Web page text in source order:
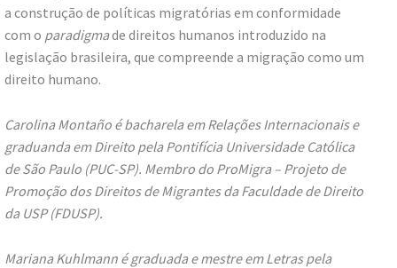
a construção de políticas migratórias em conformidade
com o paradigmade direitos humanos introduzido na
legislação brasileira, que compreende a migração como um
direito humano.
Carolina Montaño é bacharela em Relações Internacionais e
graduanda em Direito pela Pontifícia Universidade Católica
de São Paulo (PUC-SP). Membro do ProMigra – Projeto de
Promoção dos Direitos de Migrantes da Faculdade de Direito
da USP (FDUSP).
Mariana Kuhlmann é graduada e mestre em Letras pela